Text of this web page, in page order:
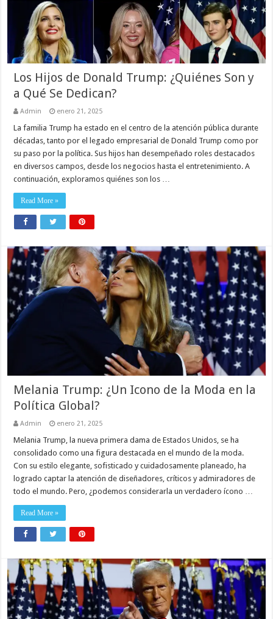
Los Hijos de Donald Trump: ¿Quiénes Son y
a Qué Se Dedican?
Admin enero 21, 2025
La familia Trump ha estado en el centro de la atención pública durante
décadas, tanto por el legado empresarial de Donald Trump como por
su paso por la política. Sus hijos han desempeñado roles destacados
en diversos campos, desde los negocios hasta el entretenimiento. A
continuación, exploramos quiénes son los …
Read More »
Melania Trump: ¿Un Icono de la Moda en la
Política Global?
Admin enero 21, 2025
Melania Trump, la nueva primera dama de Estados Unidos, se ha
consolidado como una figura destacada en el mundo de la moda.
Con su estilo elegante, sofisticado y cuidadosamente planeado, ha
logrado captar la atención de diseñadores, críticos y admiradores de
todo el mundo. Pero, ¿podemos considerarla un verdadero ícono …
Read More »